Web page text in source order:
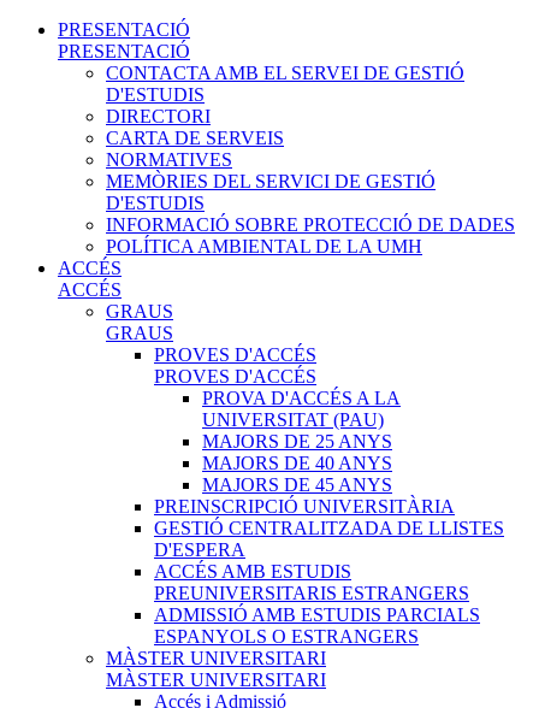
PRESENTACIÓ
PRESENTACIÓ
CONTACTA AMB EL SERVEI DE GESTIÓ
D'ESTUDIS
DIRECTORI
CARTA DE SERVEIS
NORMATIVES
MEMÒRIES DEL SERVICI DE GESTIÓ
D'ESTUDIS
INFORMACIÓ SOBRE PROTECCIÓ DE DADES
POLÍTICA AMBIENTAL DE LA UMH
ACCÉS
ACCÉS
GRAUS
GRAUS
PROVES D'ACCÉS
PROVES D'ACCÉS
PROVA D'ACCÉS A LA
UNIVERSITAT (PAU)
MAJORS DE 25 ANYS
MAJORS DE 40 ANYS
MAJORS DE 45 ANYS
PREINSCRIPCIÓ UNIVERSITÀRIA
GESTIÓ CENTRALITZADA DE LLISTES
D'ESPERA
ACCÉS AMB ESTUDIS
PREUNIVERSITARIS ESTRANGERS
ADMISSIÓ AMB ESTUDIS PARCIALS
ESPANYOLS O ESTRANGERS
MÀSTER UNIVERSITARI
MÀSTER UNIVERSITARI
Accés i Admissió